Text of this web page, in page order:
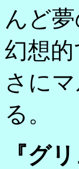
んど
幻想
さに
る。
『グ